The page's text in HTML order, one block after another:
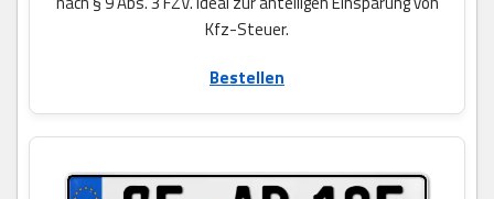
Kfz-Steuer.
Bestellen